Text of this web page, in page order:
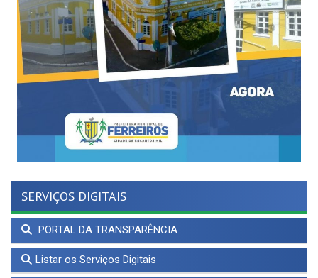
SERVIÇOS DIGITAIS
PORTAL DA TRANSPARÊNCIA
Listar os Serviços Digitais